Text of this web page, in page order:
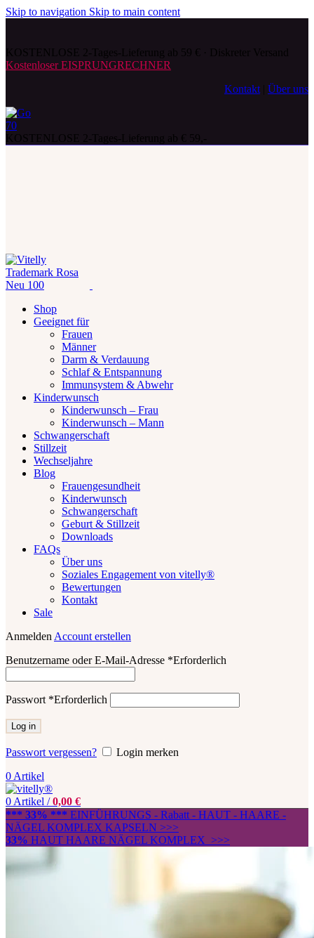
Skip to navigation Skip to main content
Kostenloser EISPRUNGRECHNER
Kontakt
Über uns
Shop
Geeignet für
Frauen
Männer
Darm & Verdauung
Schlaf & Entspannung
Immunsystem & Abwehr
Kinderwunsch
Kinderwunsch – Frau
Kinderwunsch – Mann
Schwangerschaft
Stillzeit
Wechseljahre
Blog
Frauengesundheit
Kinderwunsch
Schwangerschaft
Geburt & Stillzeit
Downloads
FAQs
Über uns
Soziales Engagement von vitelly®
Bewertungen
Kontakt
Sale
Anmelden Account erstellen
Benutzername oder E-Mail-Adresse *Erforderlich
Passwort *Erforderlich
Log in
Passwort vergessen?
Login merken
0 Artikel
0 Artikel / 0,00 €
*** 33% *** EINFÜHRUNGS - Rabatt - HAUT - HAARE -
NÄGEL KOMPLEX KAPSELN >>>
33% HAUT HAARE NÄGEL KOMPLEX >>>